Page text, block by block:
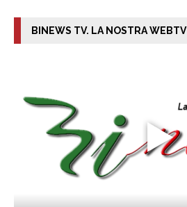
BINEWS TV. LA NOSTRA WEBTV